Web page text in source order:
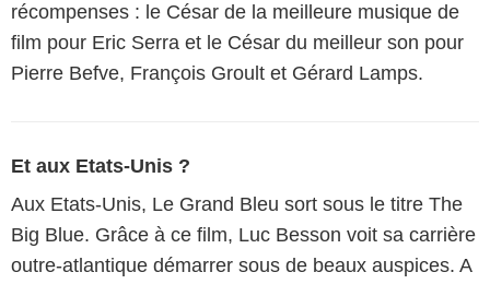
récompenses : le César de la meilleure musique de
film pour Eric Serra et le César du meilleur son pour
Pierre Befve, François Groult et Gérard Lamps.
Et aux Etats-Unis ?
Aux Etats-Unis, Le Grand Bleu sort sous le titre The
Big Blue. Grâce à ce film, Luc Besson voit sa carrière
outre-atlantique démarrer sous de beaux auspices. A